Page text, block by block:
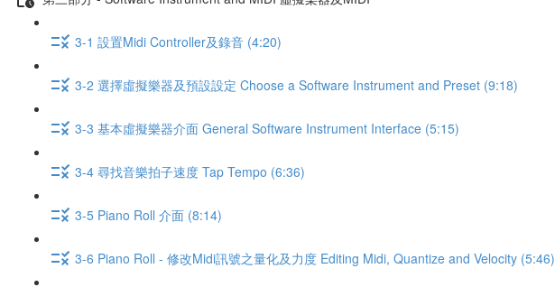
3-1 設置Midi Controller及錄音 (4:20)
3-2 選擇虛擬樂器及預設設定 Choose a Software Instrument and Preset (9:18)
3-3 基本虛擬樂器介面 General Software Instrument Interface (5:15)
3-4 尋找音樂拍子速度 Tap Tempo (6:36)
3-5 Piano Roll 介面 (8:14)
3-6 Piano Roll - 修改Midi訊號之量化及力度 Editing Midi, Quantize and Velocity (5:46)